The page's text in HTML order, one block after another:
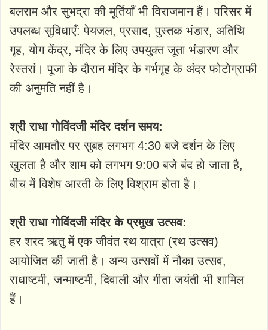
बलराम और सुभद्रा की मूर्तियाँ भी विराजमान हैं। परिसर में
उपलब्ध सुविधाएँ: पेयजल, प्रसाद, पुस्तक भंडार, अतिथि
गृह, योग केंद्र, मंदिर के लिए उपयुक्त जूता भंडारण और
रेस्तरां। पूजा के दौरान मंदिर के गर्भगृह के अंदर फोटोग्राफी
की अनुमति नहीं है।
श्री राधा गोविंदजी मंदिर दर्शन समय:
मंदिर आमतौर पर सुबह लगभग 4:30 बजे दर्शन के लिए
खुलता है और शाम को लगभग 9:00 बजे बंद हो जाता है,
बीच में विशेष आरती के लिए विश्राम होता है।
श्री राधा गोविंदजी मंदिर के प्रमुख उत्सव:
हर शरद ऋतु में एक जीवंत रथ यात्रा (रथ उत्सव)
आयोजित की जाती है। अन्य उत्सवों में नौका उत्सव,
राधाष्टमी, जन्माष्टमी, दिवाली और गीता जयंती भी शामिल
हैं।